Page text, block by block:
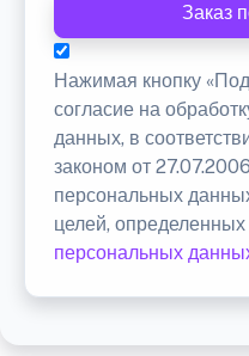
Заказ
Нажимая кнопку
согласие на
данных, в
законом от
персональных
целей, определенных
персональных